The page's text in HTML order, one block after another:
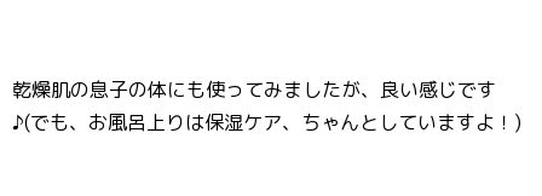
乾燥肌の息子の体にも使ってみましたが、良い感じです
♪(でも、お風呂上りは保湿ケア、ちゃんとしていますよ！)